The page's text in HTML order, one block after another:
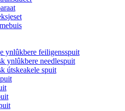
ynlûkbere feiligensspuit
ynlûkbere needlespuit
útskeakele spuit